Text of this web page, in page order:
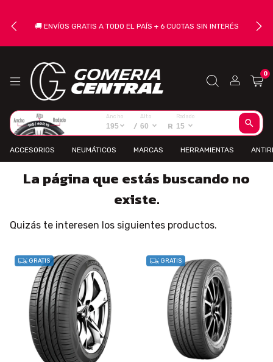
🚚 ENVÍOS GRATIS A TODO EL PAÍS + 6 CUOTAS SIN INTERÉS
Ancho
195 /
Alto
60 R
Rodado
15
0
ACCESORIOS NEUMÁTICOS MARCAS HERRAMIENTAS
La página que estás buscando no
existe.
Quizás te interesen los siguientes productos.
GRATIS GRATIS